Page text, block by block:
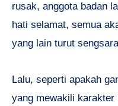
rusak, anggota badan
hati selamat, semua
yang lain turut
Lalu, seperti apakah
yang mewakili